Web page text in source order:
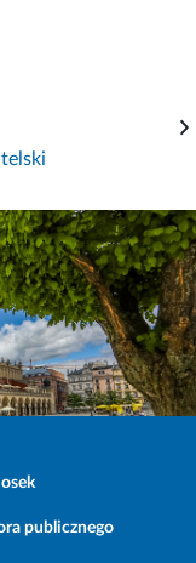
publicznego